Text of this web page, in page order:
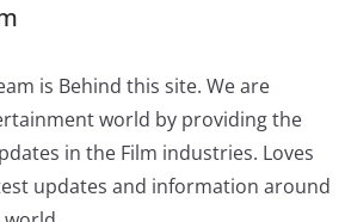
is Behind this site. We are
world by providing the
in the Film industries. Loves
updates and information around